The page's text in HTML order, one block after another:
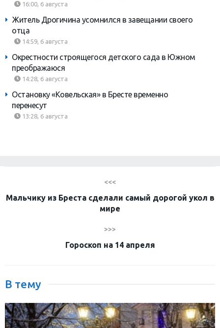
16:00, 6 августа
Житель Дрогичина усомнился в завещании своего
отца
14:59, 6 августа
Окрестности строящегося детского сада в Южном
преображаюся
14:28, 6 августа
Остановку «Ковельская» в Бресте временно
перенесут
13:28, 6 августа
<<<
Мальчику из Бреста сделали самый дорогой укол в
мире
>>>
Гороскоп на 14 апреля
В тему